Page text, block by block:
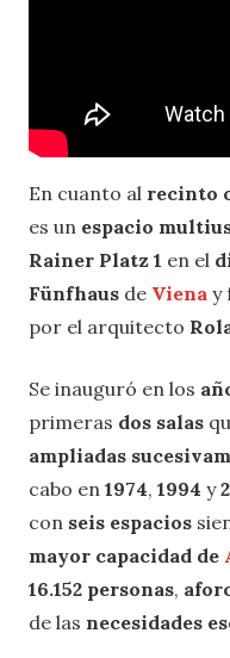
En cuanto al recinto
es un espacio
Rainer Platz 1 en el
Fünfhaus de Viena y
por el arquitecto
Se inauguró en los
primeras dos salas
ampliadas
cabo en 1974, 1994 y
con seis espacios
mayor capacidad de
16.152 personas,
de las necesidades